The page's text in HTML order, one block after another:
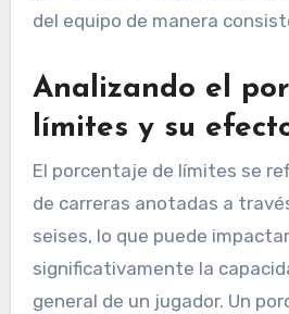
del equipo de manera
Analizando el
límites y su
El porcentaje de límites se
de carreras anotadas a
seises, lo que puede impactar
significativamente la
general de un jugador. Un